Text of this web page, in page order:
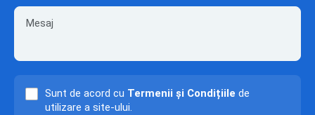
Sunt de acord cu Termenii și Condițiile de
utilizare a site-ului.